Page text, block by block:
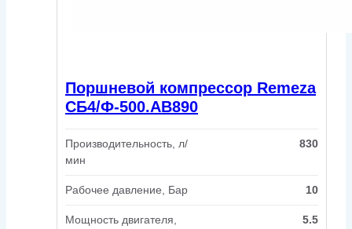
Поршневой компрессор Remeza
СБ4/Ф-500.АВ890
Производительность, л/
мин
830
Рабочее давление, Бар 10
Мощность двигателя,
5.5